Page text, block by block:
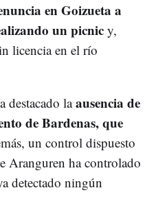
en Goizueta a
un picnic y,
licencia en el río
destacado laausencia de
de Bardenas, que
un control dispuesto
Aranguren ha controlado
detectado ningún